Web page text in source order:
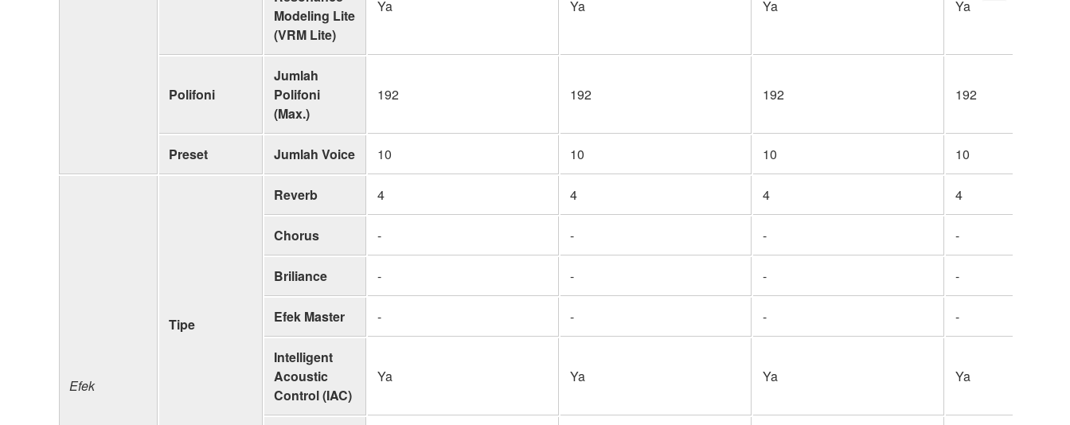
Modeling Lite
(VRM Lite)
Ya Ya Ya Ya
Polifoni
Jumlah
Polifoni
(Max.)
192 192 192 192
Preset Jumlah Voice 10 10 10 10
Efek
Tipe
Reverb 4 4 4 4
Chorus - - - -
Briliance - - - -
Efek Master - - - -
Intelligent
Acoustic
Control (IAC)
Ya Ya Ya Ya